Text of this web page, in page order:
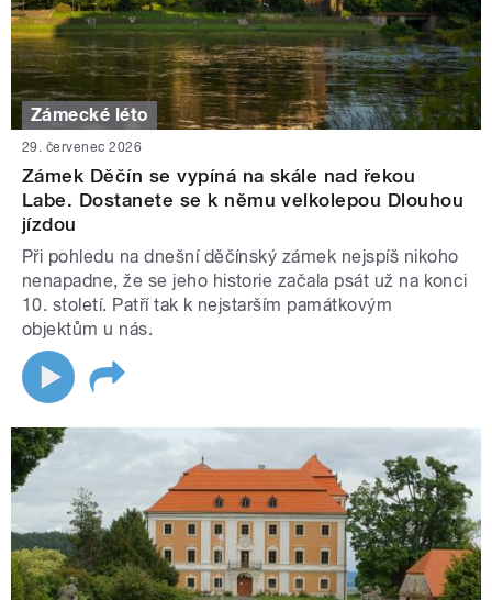
Zámecké léto
29. červenec 2026
Zámek Děčín se vypíná na skále nad řekou
Labe. Dostanete se k němu velkolepou Dlouhou
jízdou
Při pohledu na dnešní děčínský zámek nejspíš nikoho
nenapadne, že se jeho historie začala psát už na konci
10. století. Patří tak k nejstarším památkovým
objektům u nás.